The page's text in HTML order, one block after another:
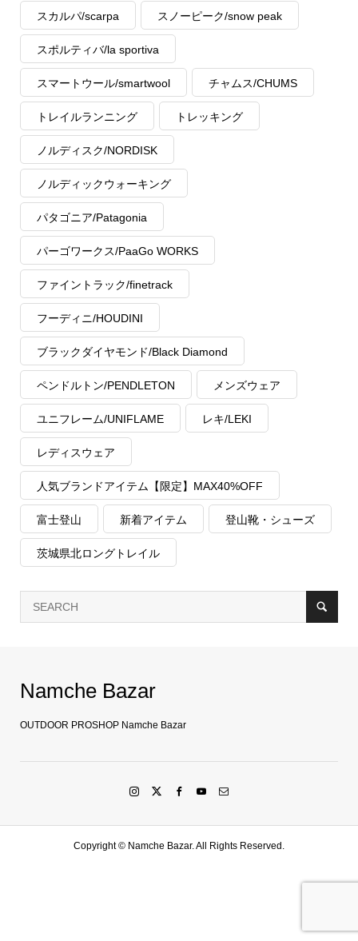
スカルパ/scarpa スノーピーク/snow peak
スポルティバ/la sportiva
スマートウール/smartwool チャムス/CHUMS
トレイルランニング トレッキング
ノルディスク/NORDISK
ノルディックウォーキング
パタゴニア/Patagonia
パーゴワークス/PaaGo WORKS
ファイントラック/finetrack
フーディニ/HOUDINI
ブラックダイヤモンド/Black Diamond
ペンドルトン/PENDLETON メンズウェア
ユニフレーム/UNIFLAME レキ/LEKI
レディスウェア
人気ブランドアイテム【限定】MAX40%OFF
富士登山 新着アイテム 登山靴・シューズ
茨城県北ロングトレイル
Namche Bazar
OUTDOOR PROSHOP Namche Bazar
Copyright © Namche Bazar. All Rights Reserved.
LINE友達登録